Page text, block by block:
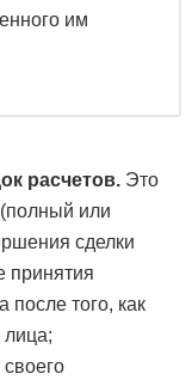
им
расчетов. Это
или
сделки
принятия
после того, как
лица;